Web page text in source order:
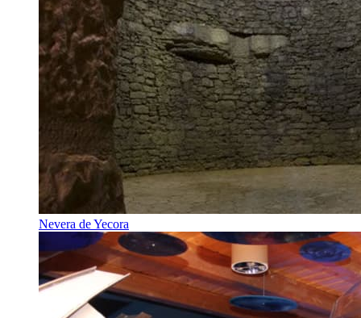
Nevera de Yecora